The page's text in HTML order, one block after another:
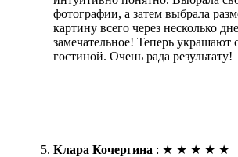
фотографии, а затем выбрала
картину всего через несколько
замечательное! Теперь украшают
гостиной. Очень рада результату!
Клара Кочергина : ★ ★ ★ ★ ★